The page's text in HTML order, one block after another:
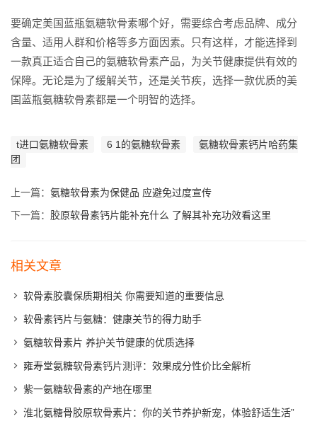
要确定美国蓝瓶氨糖软骨素哪个好，需要综合考虑品牌、成分
含量、适用人群和价格等多方面因素。只有这样，才能选择到
一款真正适合自己的氨糖软骨素产品，为关节健康提供有效的
保障。无论是为了缓解关节，还是关节疾，选择一款优质的美
国蓝瓶氨糖软骨素都是一个明智的选择。
t进口氨糖软骨素 6 1的氨糖软骨素
氨糖软骨素钙片哈药集
团
上一篇： 氨糖软骨素为保健品 应避免过度宣传
下一篇： 胶原软骨素钙片能补充什么 了解其补充功效看这里
相关文章
软骨素胶囊保质期相关 你需要知道的重要信息
软骨素钙片与氨糖：健康关节的得力助手
氨糖软骨素片 养护关节健康的优质选择
雍寿堂氨糖软骨素钙片测评：效果成分性价比全解析
紫一氨糖软骨素的产地在哪里
淮北氨糖骨胶原软骨素片：你的关节养护新宠，体验舒适生活”